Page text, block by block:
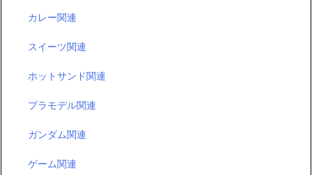
カレー関連
スイーツ関連
ホットサンド関連
プラモデル関連
ガンダム関連
ゲーム関連